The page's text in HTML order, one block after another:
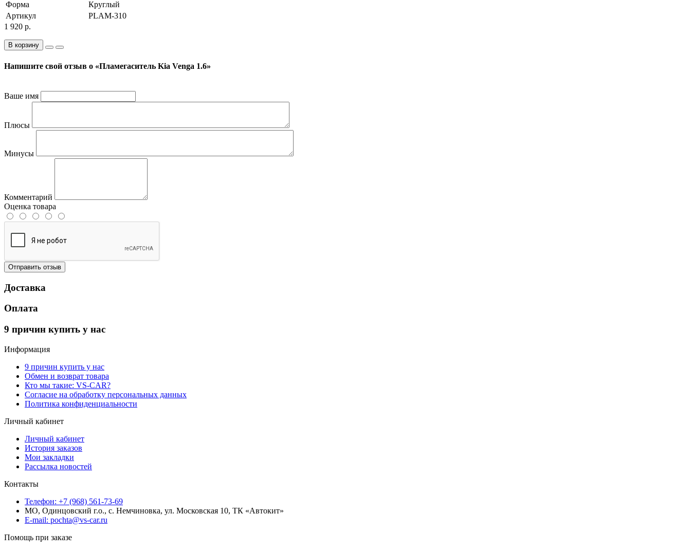
Форма
Круглый
Артикул
PLAM-310
1 920 р.
В корзину
Напишите свой отзыв о «Пламегаситель Kia Venga 1.6»
Ваше имя
Плюсы
Минусы
Комментарий
Оценка товара
Отправить отзыв
Доставка
Оплата
9 причин купить у нас
Информация
9 причин купить у нас
Обмен и возврат товара
Кто мы такие: VS-CAR?
Согласие на обработку персональных данных
Политика конфиденциальности
Личный кабинет
Личный кабинет
История заказов
Мои закладки
Рассылка новостей
Контакты
Телефон: +7 (968) 561-73-69
МО, Одинцовский г.о., с. Немчиновка, ул. Московская 10, ТК «Автокит»
E-mail: pochta@vs-car.ru
Помощь при заказе